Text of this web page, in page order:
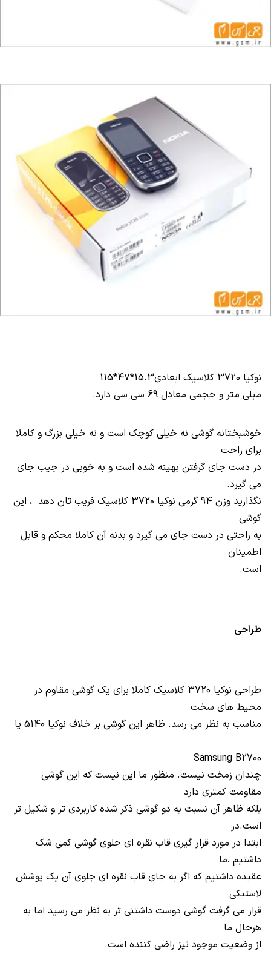
نوکیا 3720 کلاسیک ابعادی15.3*47*115
میلی متر و حجمی معادل 69 سی سی دارد.
خوشبختانه گوشی نه خیلی کوچک است و نه خیلی بزرگ و کاملا
برای راحت
در دست جای گرفتن بهینه شده است و به خوبی در جیب جای
می گیرد.
نگذارید وزن 94 گرمی نوکیا 3720 کلاسیک فریب تان دهد ، این
گوشی
به راحتی در دست جای می گیرد و بدنه آن کاملا محکم و قابل
اطمینان
است.
طراحی
طراحی نوکیا 3720 کلاسیک کاملا برای یک گوشی مقاوم در
محیط های سخت
مناسب به نظر می رسد. ظاهر این گوشی بر خلاف نوکیا 5140 یا
Samsung B2700
چندان زمخت نیست. منظور ما این نیست که این گوشی
مقاومت کمتری دارد
بلکه ظاهر آن نسبت به دو گوشی ذکر شده کاربردی تر و شکیل تر
است.در
ابتدا در مورد قرار گیری قاب نقره ای جلوی گوشی کمی شک
داشتیم ،ما
عقیده داشتیم که اگر به جای قاب نقره ای جلوی آن یک پوشش
لاستیکی
قرار می گرفت گوشی دوست داشتنی تر به نظر می رسید اما به
هرحال ما
از وضعیت موجود نیز راضی کننده است.